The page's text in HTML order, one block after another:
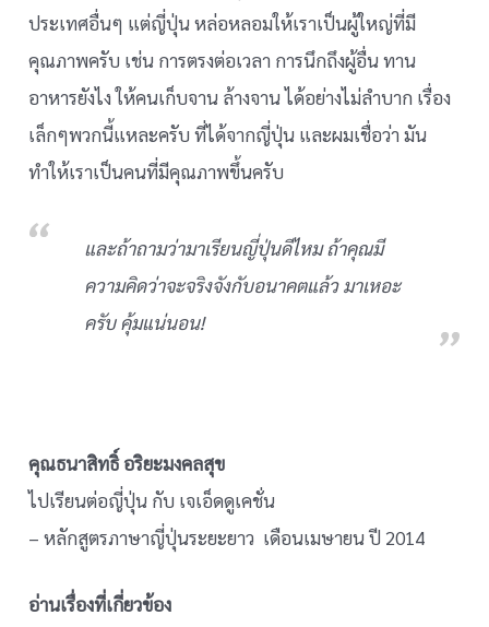
ประเทศอื่นๆ แต่ญี่ปุ่น หล่อหลอมให้เราเป็นผู้ใหญ่ที่มี
คุณภาพครับ เช่น การตรงต่อเวลา การนึกถึงผู้อื่น ทาน
อาหารยังไง ให้คนเก็บจาน ล้างจาน ได้อย่างไม่ลำบาก เรื่อง
เล็กๆพวกนี้แหละครับ ที่ได้จากญี่ปุ่น และผมเชื่อว่า มัน
ทำให้เราเป็นคนที่มีคุณภาพขึ้นครับ
และถ้าถามว่ามาเรียนญี่ปุ่นดีไหม ถ้าคุณมี
ความคิดว่าจะจริงจังกับอนาคตแล้ว มาเหอะ
ครับ คุ้มแน่นอน!
คุณธนาสิทธิ์ อริยะมงคลสุข
ไปเรียนต่อญี่ปุ่น กับ เจเอ็ดดูเคชั่น
– หลักสูตรภาษาญี่ปุ่นระยะยาว เดือนเมษายน ปี 2014
อ่านเรื่องที่เกี่ยวข้อง